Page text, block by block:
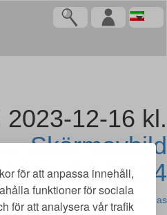
för att anpassa innehåll,
funktioner för sociala
för att analysera vår trafik.
12-16 kl.
Skärmavbild
16 kl. 09.06.24
Gabriela Mas
|